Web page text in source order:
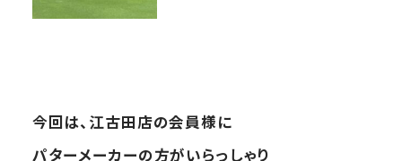
今回は、江古田店の会員様に
パターメーカーの方がいらっしゃり